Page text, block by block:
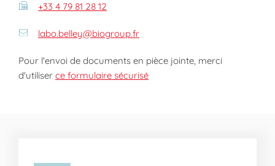
+33 4 79 81 28 12
labo.belley@biogroup.fr
Pour l'envoi de documents en pièce jointe, merci
d'utiliser ce formulaire sécurisé